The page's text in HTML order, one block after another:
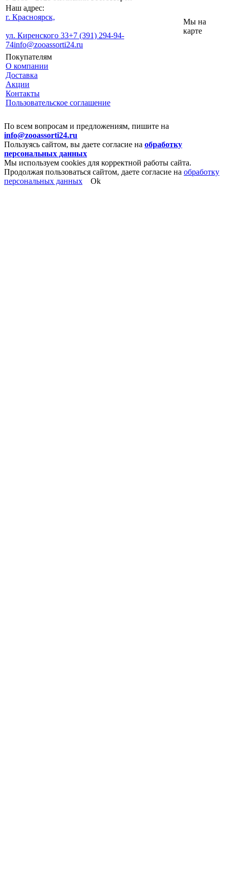
Наш адрес:
г. Красноярск,
ул. Киренского 33+7 (391) 294-94-
74info@zooassorti24.ru
Мы на
карте
Покупателям
О компании
Доставка
Акции
Контакты
Пользовательское соглашение
По всем вопросам и предложениям, пишите на
info@zooassorti24.ru
Пользуясь сайтом, вы даете согласие на обработку
персональных данных
Мы используем cookies для корректной работы сайта.
Продолжая пользоваться сайтом, даете согласие на обработку
персональных данных
Ok